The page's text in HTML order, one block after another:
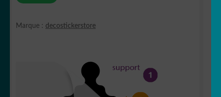
Marque : decostickerstore